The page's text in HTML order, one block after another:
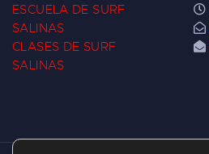
ESCUELA DE SURF
SALINAS
CLASES DE SURF
SALINAS